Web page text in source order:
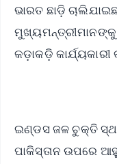
ଭାରତ ଛାଡ଼ି
କଡ଼ାକଡ଼ି
ଇଣ୍ଡସ ଜଳ ଚୁକ୍ତି
ପାକିସ୍ତାନ ଉପରେ